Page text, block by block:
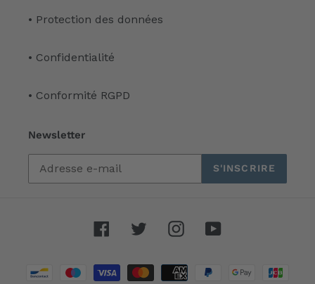
• Protection des données
• Confidentialité
• Conformité RGPD
Newsletter
S'INSCRIRE
FacebookTwitterInstagram
Moyens